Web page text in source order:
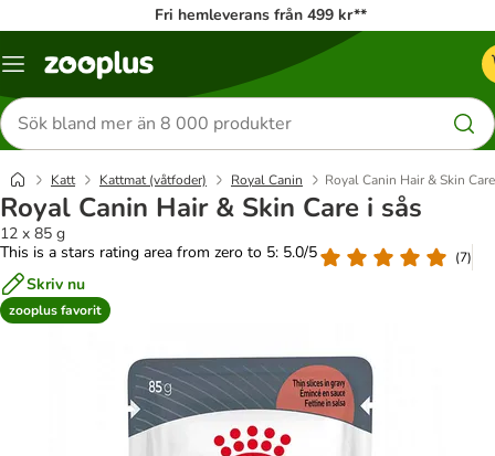
Fri hemleverans från 499 kr**
Katalogmeny
Sök
efter
produkter
Katt Kattmat (våtfoder) Royal Canin Royal Canin Hair & Skin
Royal Canin Hair & Skin Care i sås
12 x 85 g
This is a stars rating area from zero to 5: 5.0/5
(7)
Skriv nu
zooplus favorit